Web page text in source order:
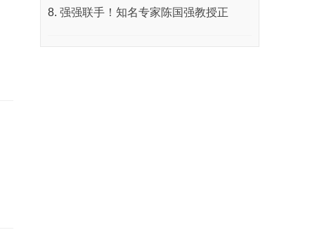
强强联手！知名专家陈国强教授正